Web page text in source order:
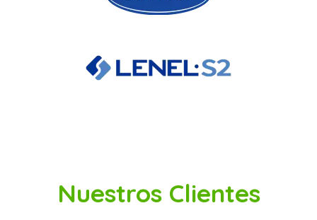
Nuestros Clientes